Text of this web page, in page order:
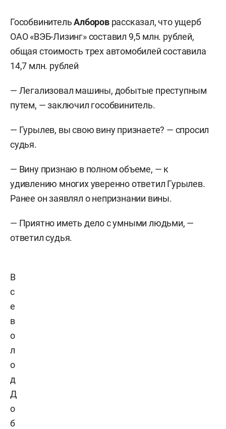
ГособвинительАлбороврассказал, что ущерб
ОАО «ВЭБ-Лизинг» составил 9,5 млн. рублей,
общая стоимость трех автомобилей составила
14,7 млн. рублей
— Легализовал машины, добытые преступным
путем, — заключил гособвинитель.
— Гурылев, вы свою вину признаете? — спросил
судья.
— Вину признаю в полном объеме, — к
удивлению многих уверенно ответил Гурылев.
Ранее он заявлял о непризнании вины.
— Приятно иметь дело с умными людьми, —
ответил судья.
В
с
е
в
о
л
о
д
Д
о
б